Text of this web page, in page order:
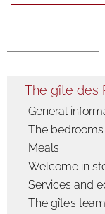
The gîte des
General
The
Meals
Welcome in
Services and
The gîte’s team